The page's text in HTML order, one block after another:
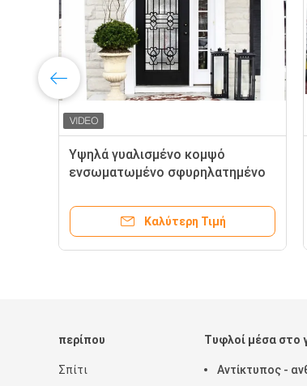
Υψηλά γυαλισμένο κομψό
ενσωματωμένο σφυρηλατημένο
γυαλί πόρτας για την κατασκευή
χειροποίητων κατασκευών
Καλύτερη Τιμή
περίπου
Σπίτι
Τυφλοί μέσα στο
Αντίκτυπος -